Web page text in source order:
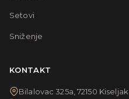
Setovi
Sniženje
KONTAKT
Bilalovac 325a, 72150 Kiseljak